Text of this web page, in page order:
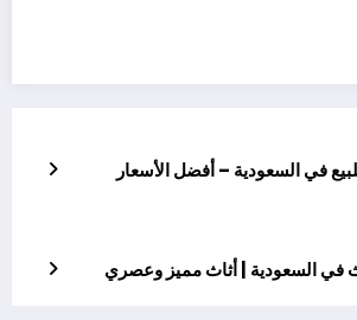
في السعودية – أفضل الأسعار
في السعودية | أثاث مميز وعصري